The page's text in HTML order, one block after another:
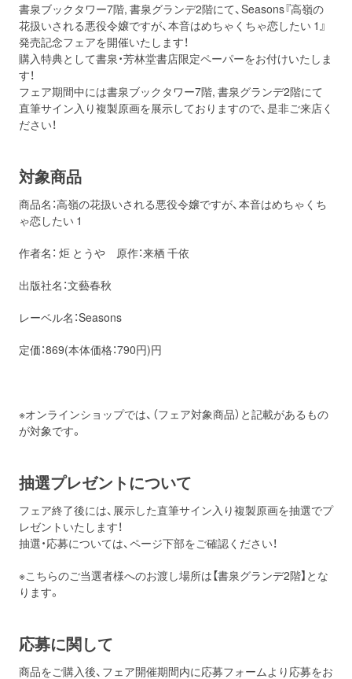
書泉ブックタワー7階, 書泉グランデ2階にて、Seasons『高嶺の
花扱いされる悪役令嬢ですが、本音はめちゃくちゃ恋したい 1』
発売記念フェアを開催いたします！
購入特典として書泉・芳林堂書店限定ペーパーをお付けいたしま
す！
フェア期間中には書泉ブックタワー7階, 書泉グランデ2階にて
直筆サイン入り複製原画を展示しておりますので、是非ご来店く
ださい！
対象商品
商品名：高嶺の花扱いされる悪役令嬢ですが、本音はめちゃくち
ゃ恋したい 1
作者名： 炬 とうや 原作：来栖 千依
出版社名：文藝春秋
レーベル名：Seasons
定価：869(本体価格：790円)円
※オンラインショップでは、（フェア対象商品）と記載があるもの
が対象です。
抽選プレゼントについて
フェア終了後には、展示した直筆サイン入り複製原画を抽選でプ
レゼントいたします！
抽選・応募については、ページ下部をご確認ください！
※こちらのご当選者様へのお渡し場所は【書泉グランデ2階】とな
ります。
応募に関して
商品をご購入後、フェア開催期間内に応募フォームより応募をお